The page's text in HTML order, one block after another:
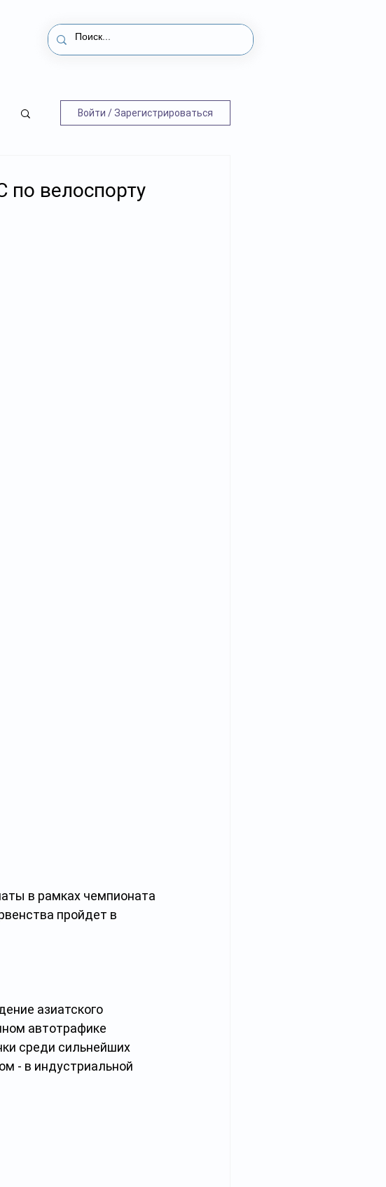
Войти / Зарегистрироваться
по велоспорту
в рамках чемпионата
пройдет в
азиатского
автотрафике
среди сильнейших
- в индустриальной